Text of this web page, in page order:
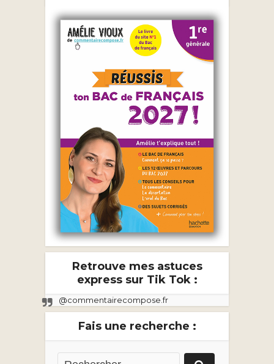
Retrouve mes astuces
express sur Tik Tok :
@commentairecompose.fr
Fais une recherche :